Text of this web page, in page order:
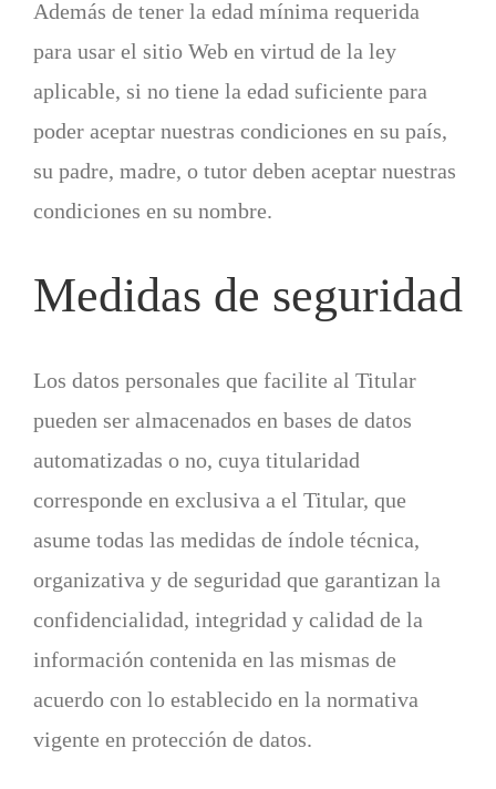
Además de tener la edad mínima requerida
para usar el sitio Web en virtud de la ley
aplicable, si no tiene la edad suficiente para
poder aceptar nuestras condiciones en su país,
su padre, madre, o tutor deben aceptar nuestras
condiciones en su nombre.
Medidas de seguridad
Los datos personales que facilite al Titular
pueden ser almacenados en bases de datos
automatizadas o no, cuya titularidad
corresponde en exclusiva a el Titular, que
asume todas las medidas de índole técnica,
organizativa y de seguridad que garantizan la
confidencialidad, integridad y calidad de la
información contenida en las mismas de
acuerdo con lo establecido en la normativa
vigente en protección de datos.